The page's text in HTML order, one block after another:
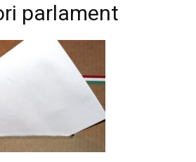
parlament